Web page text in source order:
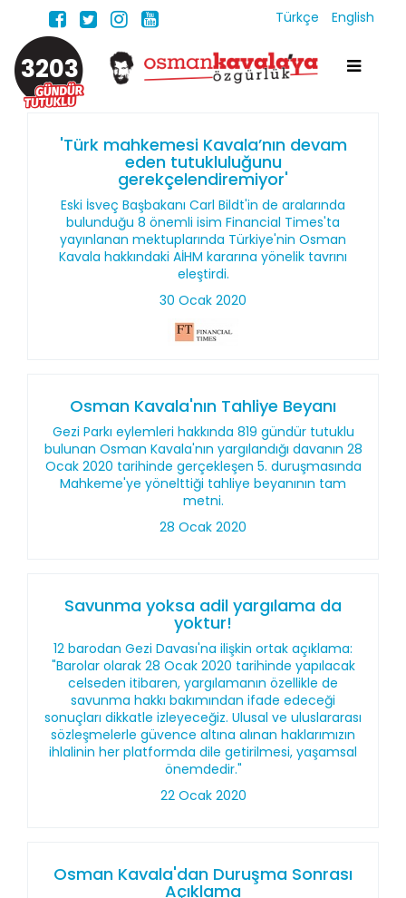
Türkçe English
3203
'Türk mahkemesi Kavala’nın devam
eden tutukluluğunu
gerekçelendiremiyor'
Eski İsveç Başbakanı Carl Bildt'in de aralarında
bulunduğu 8 önemli isim Financial Times'ta
yayınlanan mektuplarında Türkiye'nin Osman
Kavala hakkındaki AİHM kararına yönelik tavrını
eleştirdi.
30 Ocak 2020
Osman Kavala'nın Tahliye Beyanı
Gezi Parkı eylemleri hakkında 819 gündür tutuklu
bulunan Osman Kavala'nın yargılandığı davanın 28
Ocak 2020 tarihinde gerçekleşen 5. duruşmasında
Mahkeme'ye yönelttiği tahliye beyanının tam
metni.
28 Ocak 2020
Savunma yoksa adil yargılama da
yoktur!
12 barodan Gezi Davası'na ilişkin ortak açıklama:
"Barolar olarak 28 Ocak 2020 tarihinde yapılacak
celseden itibaren, yargılamanın özellikle de
savunma hakkı bakımından ifade edeceği
sonuçları dikkatle izleyeceğiz. Ulusal ve uluslararası
sözleşmelerle güvence altına alınan haklarımızın
ihlalinin her platformda dile getirilmesi, yaşamsal
önemdedir."
22 Ocak 2020
Osman Kavala'dan Duruşma Sonrası
Açıklama